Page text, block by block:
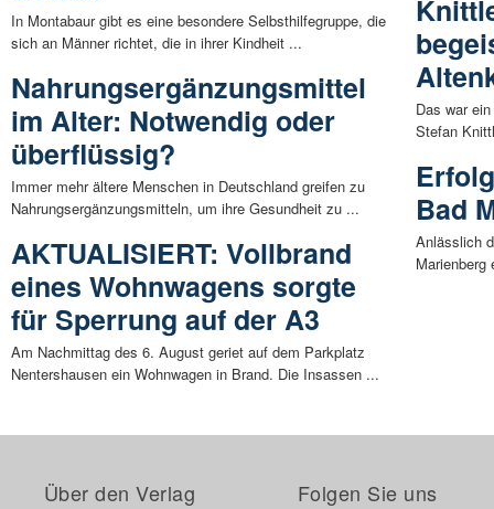
In Montabaur gibt es eine besondere Selbsthilfegruppe, die
sich an Männer richtet, die in ihrer Kindheit ...
Nahrungsergänzungsmittel
im Alter: Notwendig oder
überflüssig?
Immer mehr ältere Menschen in Deutschland greifen zu
Nahrungsergänzungsmitteln, um ihre Gesundheit zu ...
AKTUALISIERT: Vollbrand
eines Wohnwagens sorgte
für Sperrung auf der A3
Am Nachmittag des 6. August geriet auf dem Parkplatz
Nentershausen ein Wohnwagen in Brand. Die Insassen ...
Das war
Stefan
Bad
Anlässlich
Über den Verlag Folgen Sie uns